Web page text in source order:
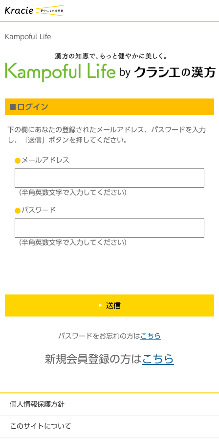
Kampoful Life
ログイン
下の欄にあなたの登録されたメールアドレス、パスワードを入力
し、「送信」ボタンを押してください。
メールアドレス
（半角英数文字で入力してください）
パスワード
（半角英数文字で入力してください）
送信
パスワードをお忘れの方は こちら
新規会員登録の方は こちら
個人情報保護方針
このサイトについて